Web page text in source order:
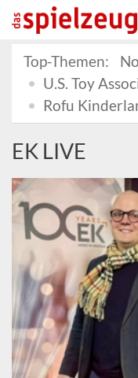
Top-Themen:
U.S. Toy
Rofu
EK LIVE